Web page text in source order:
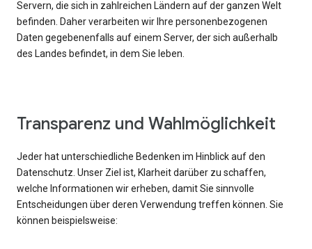
Servern, die sich in zahlreichen Ländern auf der ganzen Welt
befinden. Daher verarbeiten wir Ihre personenbezogenen
Daten gegebenenfalls auf einem Server, der sich außerhalb
des Landes befindet, in dem Sie leben.
Transparenz und Wahlmöglichkeit
Jeder hat unterschiedliche Bedenken im Hinblick auf den
Datenschutz. Unser Ziel ist, Klarheit darüber zu schaffen,
welche Informationen wir erheben, damit Sie sinnvolle
Entscheidungen über deren Verwendung treffen können. Sie
können beispielsweise: